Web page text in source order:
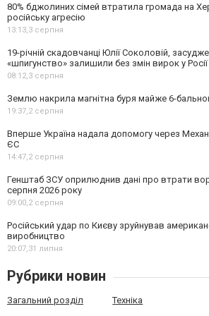
80% бджолиних сімей втратила громада на
російську агресію
13:13,3 серпня
19-річній скадовчанці Юлії Соколовій,
«шпигунство» залишили без змін вирок у Росії
08:12,3 серпня
Землю накрила магнітна буря майже 6-
19:37,2 серпня
Вперше Україна надала допомогу через
ЄС
14:47,2 серпня
Генштаб ЗСУ оприлюднив дані про втрати
серпня 2026 року
09:00,2 серпня
Російський удар по Києву зруйнував
виробництво
20:07,31 липня
Рубрики новин
Загальний розділ Техніка